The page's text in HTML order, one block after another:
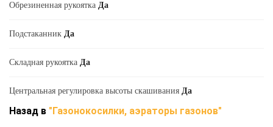
Обрезиненная рукоятка Да
Подстаканник Да
Складная рукоятка Да
Центральная регулировка высоты скашивания Да
Назад в "Газонокосилки, аэраторы газонов"